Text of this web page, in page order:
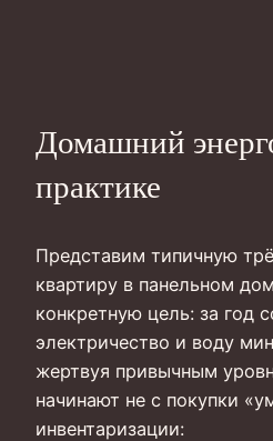
Домашний
практике
Представим типичную
квартиру в панельном
конкретную цель: за год
электричество и воду
жертвуя привычным
начинают не с покупки
инвентаризации: